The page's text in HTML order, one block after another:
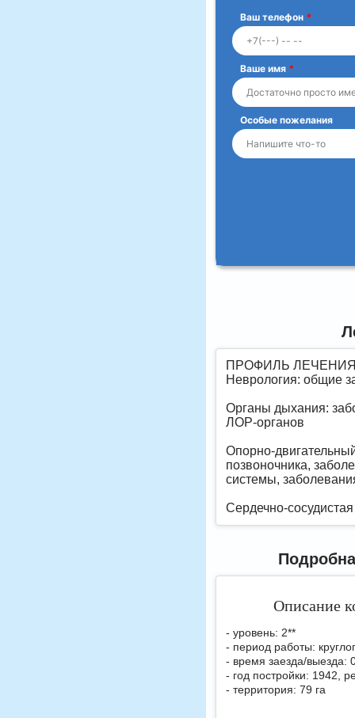
Ваш телефон *
Ваше имя *
Особые пожелания
ПРОФИЛЬ
Неврология: общие
Органы дыхания:
ЛОР-органов
Опорно-
позвоночника,
системы,
Сердечно-
Описание
- уровень: 2**
- период работы:
- время заезда/выезда:
- год постройки: 1942,
- территория: 79 га